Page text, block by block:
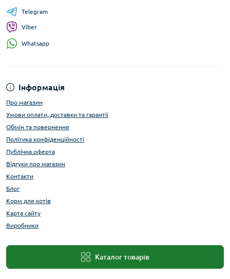
Інформація
Про магазин
Умови оплати, доставки та гарантії
Обмін та повернення
Політика конфіденційності
Публічна оферта
Відгуки про магазин
Контакти
Блог
Корм для котів
Карта сайту
Виробники
Каталог товарів
Telegram
Viber
Whatsapp